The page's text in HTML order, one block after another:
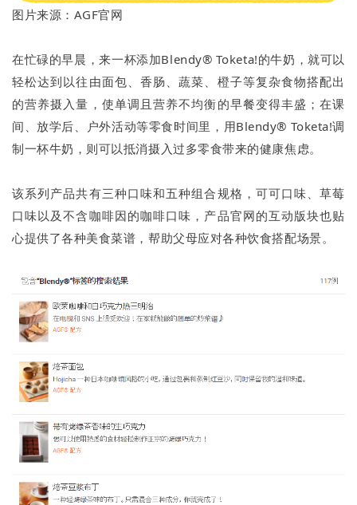
图片来源：AGF官网
在忙碌的早晨，来一杯添加Blendy® Toketa!的牛奶，就可以
轻松达到以往由面包、香肠、蔬菜、橙子等复杂食物搭配出
的营养摄入量，使单调且营养不均衡的早餐变得丰盛；在课
间、放学后、户外活动等零食时间里，用Blendy® Toketa!调
制一杯牛奶，则可以抵消摄入过多零食带来的健康焦虑。
该系列产品共有三种口味和五种组合规格，可可口味、草莓
口味以及不含咖啡因的咖啡口味，产品官网的互动版块也贴
心提供了各种美食菜谱，帮助父母应对各种饮食搭配场景。